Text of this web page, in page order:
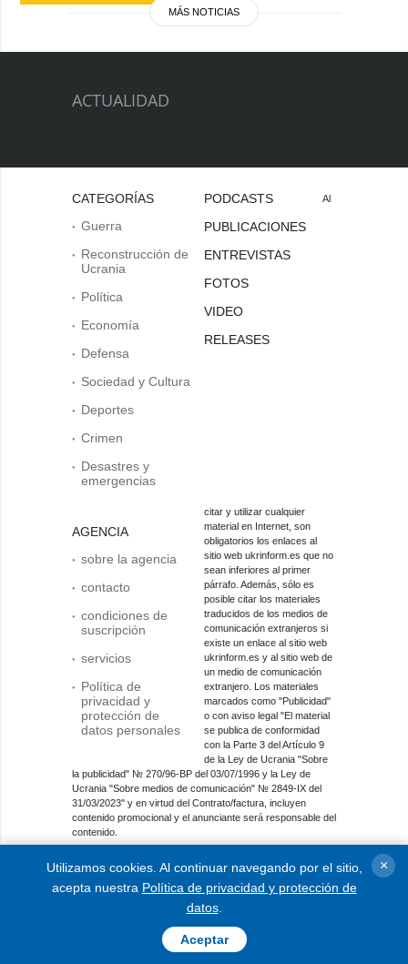
MÁS NOTICIAS
ACTUALIDAD
CATEGORÍAS
Guerra
Reconstrucción de
Ucrania
Política
Economía
Defensa
Sociedad y Cultura
Deportes
Crimen
Desastres y
emergencias
AGENCIA
sobre la agencia
contacto
condiciones de
suscripción
servicios
Política de
privacidad y
protección de
datos personales
PODCASTS
PUBLICACIONES
ENTREVISTAS
FOTOS
VIDEO
RELEASES
Al
citar y utilizar cualquier
material en Internet, son
obligatorios los enlaces al
sitio web ukrinform.es que no
sean inferiores al primer
párrafo. Además, sólo es
posible citar los materiales
traducidos de los medios de
comunicación extranjeros si
existe un enlace al sitio web
ukrinform.es y al sitio web de
un medio de comunicación
extranjero. Los materiales
marcados como "Publicidad"
o con aviso legal "El material
se publica de conformidad
con la Parte 3 del Artículo 9
de la Ley de Ucrania "Sobre
la publicidad" № 270/96-ВР del 03/07/1996 y la Ley de
Ucrania "Sobre medios de comunicación" № 2849-IX del
31/03/2023" y en virtud del Contrato/factura, incluyen
contenido promocional y el anunciante será responsable del
contenido.
Entidad de medios en línea; identificador de medios: R40-
01421.
© 2015-2026 Ukrinform. Todos los derechos reservados.
Utilizamos cookies. Al continuar navegando por el sitio,
acepta nuestra Política de privacidad y protección de
datos.
Aceptar
×